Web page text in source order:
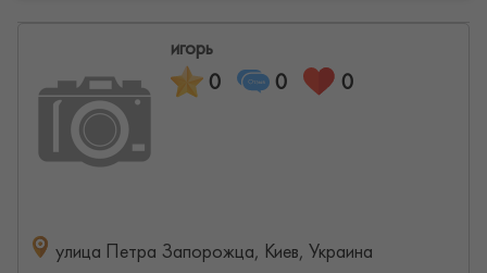
игорь
0 0 0
улица Петра Запорожца, Киев, Украина